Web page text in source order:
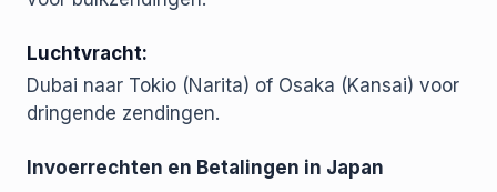
Luchtvracht:
Dubai naar Tokio (Narita) of Osaka (Kansai) voor
dringende zendingen.
Invoerrechten en Betalingen in Japan